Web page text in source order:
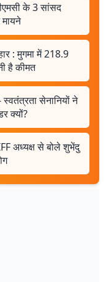
के 3 सांसद
: मुगमा में 218.9
है कीमत
सेनानियों ने
क्यों?
अध्यक्ष से बोले शुभेंदु